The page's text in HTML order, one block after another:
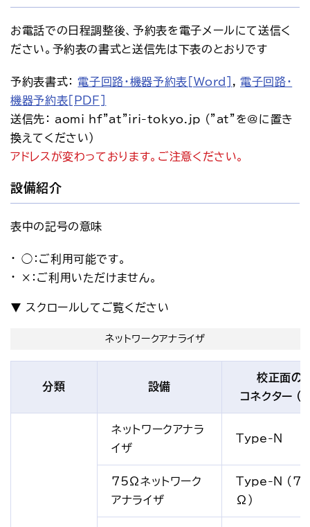
お電話での日程調整後、予約表を電子メールにて送信く
ださい。予約表の書式と送信先は下表のとおりです
予約表書式： 電子回路・機器予約表[Word] , 電子回路・
機器予約表[PDF]
送信先： aomi_hf"at"iri-tokyo.jp ("at"を@に置き
換えてください)
アドレスが変わっております。ご注意ください。
設備紹介
表中の記号の意味
◯：ご利用可能です。
×：ご利用いただけません。
分類 設備
校正面の
コネクター
ネットワークアナラ
イザ
Type-N
75Ωネットワーク
アナライザ
Type-N (75
Ω)
ネットワークアナライザ